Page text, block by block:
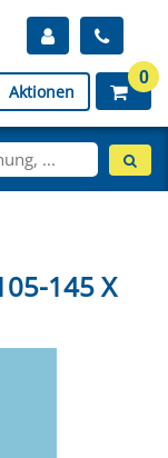
Aktionen
0
145 X